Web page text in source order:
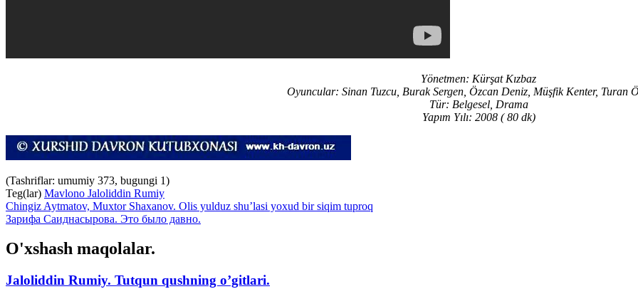
Yönetmen: Kürşat Kızbaz
Oyuncular: Sinan Tuzcu, Burak Sergen, Özcan Deniz, Müşfik Kenter, Turan
Tür: Belgesel, Drama
Yapım Yılı: 2008 ( 80 dk)
(Tashriflar: umumiy 373, bugungi 1)
Teg(lar) Mavlono Jaloliddin Rumiy
Chingiz Aytmatov, Muxtor Shaxanov. Olis yulduz shu’lasi yoxud bir siqim tuproq
Зарифа Саиднасырова. Это было давно.
O'xshash maqolalar.
Jaloliddin Rumiy. Tutqun qushning o’gitlari.